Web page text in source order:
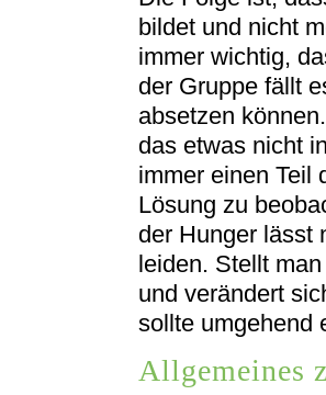
bildet und nicht
immer wichtig,
der Gruppe fällt
absetzen
das etwas nicht
immer einen Teil
Lösung zu
der Hunger lässt
leiden. Stellt
und verändert
sollte umgehend
Allgemeines